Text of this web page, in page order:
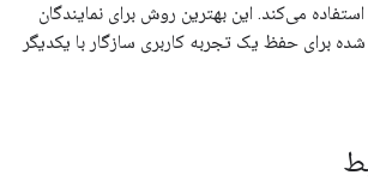
می‌کند. این بهترین روش برای نمایندگان
برای حفظ یک تجربه کاربری سازگار با یکدیگر